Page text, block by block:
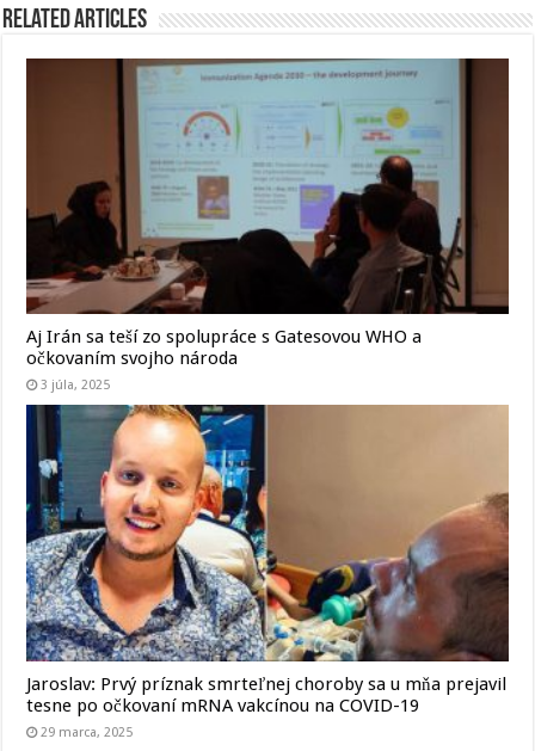
Related Articles
Aj Irán sa teší zo spolupráce s Gatesovou WHO a
očkovaním svojho národa
3 júla, 2025
Jaroslav: Prvý príznak smrteľnej choroby sa u mňa prejavil
tesne po očkovaní mRNA vakcínou na COVID-19
29 marca, 2025